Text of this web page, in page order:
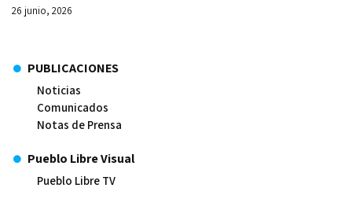
26 junio, 2026
PUBLICACIONES
Noticias
Comunicados
Notas de Prensa
Pueblo Libre Visual
Pueblo Libre TV